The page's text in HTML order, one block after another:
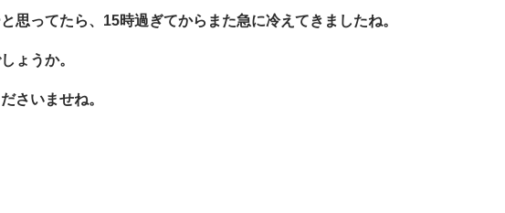
思ってたら、15時過ぎてからまた急に冷えてきましたね。
ょうか。
さいませね。